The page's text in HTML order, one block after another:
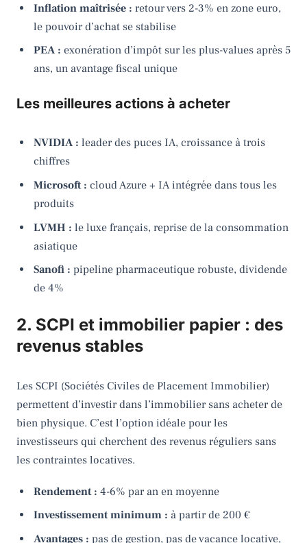
Inflation maîtrisée : retour vers 2-3% en zone euro,
le pouvoir d’achat se stabilise
PEA : exonération d’impôt sur les plus-values après 5
ans, un avantage fiscal unique
Les meilleures actions à acheter
NVIDIA : leader des puces IA, croissance à trois
chiffres
Microsoft : cloud Azure + IA intégrée dans tous les
produits
LVMH : le luxe français, reprise de la consommation
asiatique
Sanofi : pipeline pharmaceutique robuste, dividende
de 4%
2. SCPI et immobilier papier : des
revenus stables
Les SCPI (Sociétés Civiles de Placement Immobilier)
permettent d’investir dans l’immobilier sans acheter de
bien physique. C’est l’option idéale pour les
investisseurs qui cherchent des revenus réguliers sans
les contraintes locatives.
Rendement : 4-6% par an en moyenne
Investissement minimum : à partir de 200 €
Avantages : pas de gestion, pas de vacance locative,